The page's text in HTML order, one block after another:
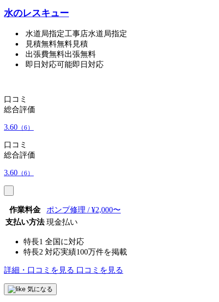
水のレスキュー
水道局指定工事店水道局指定
見積無料無料見積
出張費無料出張無料
即日対応可能即日対応
口コミ
総合評価
3.60 （6）
口コミ
総合評価
3.60 （6）
作業料金
ポンプ修理 / ¥2,000〜
支払い方法 現金払い
特長1 全国に対応
特長2 対応実績100万件を掲載
詳細・口コミを見る 口コミを見る
気になる